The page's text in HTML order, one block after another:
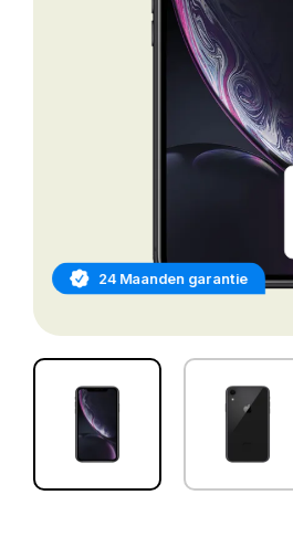
24 Maanden garantie